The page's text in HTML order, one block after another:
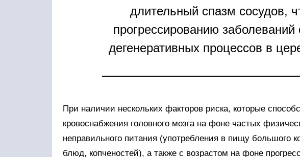
длительный спазм сосудов,
прогрессированию
дегенеративных процессов в
При наличии нескольких факторов риска, которые
кровоснабжения головного мозга на фоне частых
неправильного питания (употребления в пищу большого
блюд, копченостей), а также с возрастом на фоне